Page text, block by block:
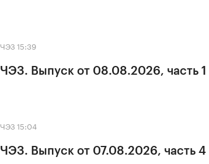
ЧЭЗ 15:39
ЧЭЗ. Выпуск от 08.08.2026, часть 1
ЧЭЗ 15:04
ЧЭЗ. Выпуск от 07.08.2026, часть 4